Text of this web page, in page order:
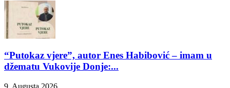
“Putokaz vjere”, autor Enes Habibović – imam u
džematu Vukovije Donje:...